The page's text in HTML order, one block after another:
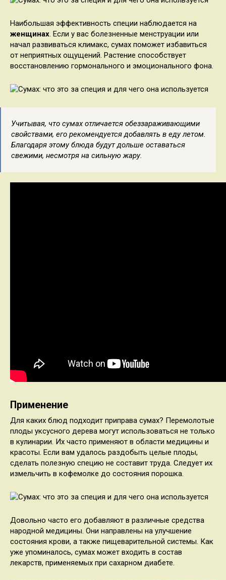
Наибольшая эффективность специи наблюдается на
женщинах. Если у вас болезненные менструации или
начал развиваться климакс, сумах поможет избавиться
от неприятных ощущений. Растение способствует
восстановлению гормонального и эмоционального фона.
Учитывая, что сумах отличается обеззараживающими
свойствами, его рекомендуется добавлять в еду летом.
Благодаря этому блюда будут дольше оставаться
свежими, несмотря на сильную жару.
Применение
Для каких блюд подходит приправа сумах? Перемолотые
плоды уксусного дерева могут использоваться не только
в кулинарии. Их часто применяют в области медицины и
красоты. Если вам удалось раздобыть целые плоды,
сделать полезную специю не составит труда. Следует их
измельчить в кофемолке до состояния порошка.
Довольно часто его добавляют в различные средства
народной медицины. Они направлены на улучшение
состояния крови, а также пищеварительной системы. Как
уже упоминалось, сумах может входить в состав
лекарств, применяемых при сахарном диабете.